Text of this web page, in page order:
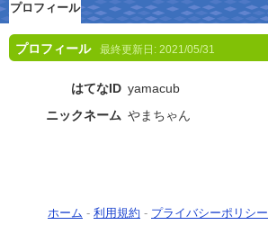
プロフィール
プロフィール 最終更新日: 2021/05/31
はてなID yamacub
ニックネーム やまちゃん
ホーム - 利用規約 - プライバシーポリシー